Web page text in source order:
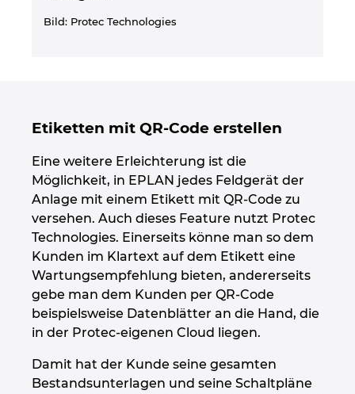
Bild: Protec Technologies
Etiketten mit QR-Code erstellen
Eine weitere Erleichterung ist die
Möglichkeit, in EPLAN jedes Feldgerät der
Anlage mit einem Etikett mit QR-Code zu
versehen. Auch dieses Feature nutzt Protec
Technologies. Einerseits könne man so dem
Kunden im Klartext auf dem Etikett eine
Wartungsempfehlung bieten, andererseits
gebe man dem Kunden per QR-Code
beispielsweise Datenblätter an die Hand, die
in der Protec-eigenen Cloud liegen.
Damit hat der Kunde seine gesamten
Bestandsunterlagen und seine Schaltpläne